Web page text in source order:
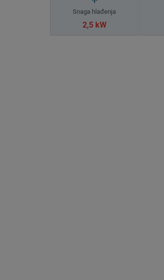
Snaga hlađenja
2,5 kW